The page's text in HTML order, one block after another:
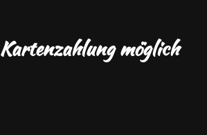
Kartenzahlung möglich